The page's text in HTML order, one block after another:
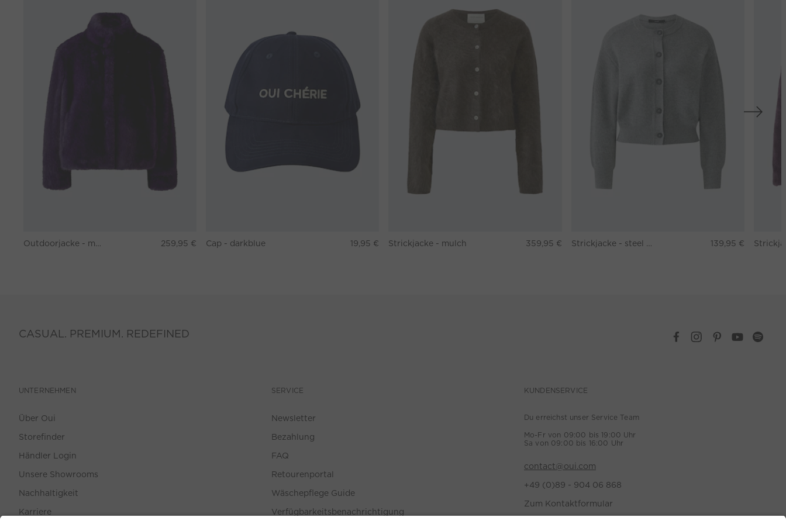
259,95 € Cap - darkblue 19,95 € Strickjacke - mulch 359,95 € 139,95 €
CASUAL. PREMIUM. REDEFINED
UNTERNEHMEN
Über Oui
Storefinder
Händler Login
Unsere Showrooms
Nachhaltigkeit
Karriere
SERVICE
Newsletter
Bezahlung
FAQ
Retourenportal
Wäschepflege Guide
Verfügbarkeitsbenachrichtigung
KUNDENSERVICE
Du erreichst unser Service Team
Mo-Fr von 09:00 bis 19:00 Uhr
Sa von 09:00 bis 16:00 Uhr
contact@oui.com
+49 (0)89 - 904 06 868
Zum Kontaktformular